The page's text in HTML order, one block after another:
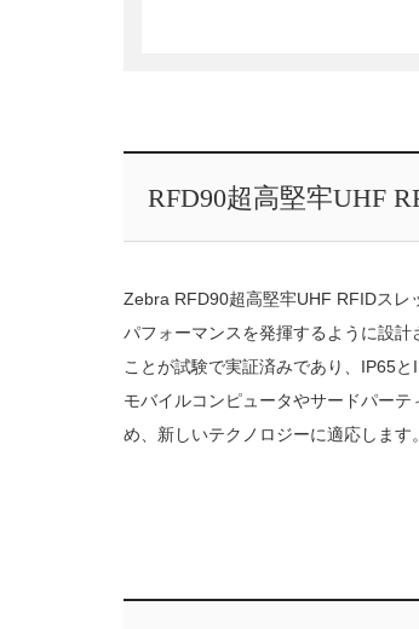
RFD90超高堅牢UHF
Zebra RFD90超高堅牢UHF RFIDスレ
パフォーマンスを発揮するように設
ことが試験で実証済みであり、IP65
モバイルコンピュータやサードパー
め、新しいテクノロジーに適応します